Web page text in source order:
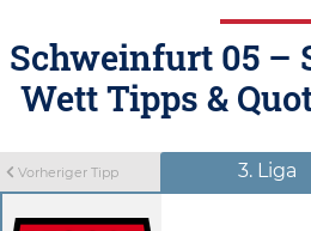
Schweinfurt 05 –
Wett Tipps &
Vorheriger Tipp 3. Liga